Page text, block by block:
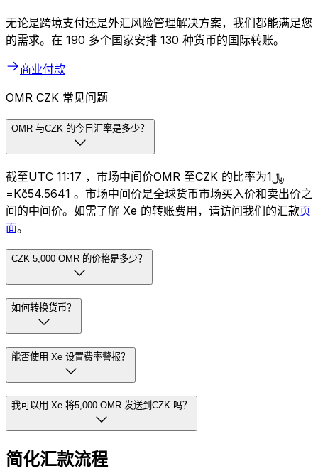
无论是跨境支付还是外汇风险管理解决方案，我们都能满足您
的需求。在 190 多个国家安排 130 种货币的国际转账。
商业付款
OMR CZK 常见问题
OMR 与CZK 的今日汇率是多少？
截至UTC 11:17 ，市场中间价OMR 至CZK 的比率为﷼1
=Kč54.5641 。市场中间价是全球货币市场买入价和卖出价之
间的中间价。如需了解 Xe 的转账费用，请访问我们的汇款页
面。
CZK 5,000 OMR 的价格是多少？
如何转换货币？
能否使用 Xe 设置费率警报？
我可以用 Xe 将5,000 OMR 发送到CZK 吗？
简化汇款流程